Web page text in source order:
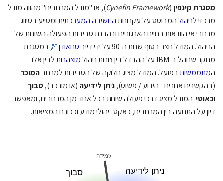
מסגרת קינפין(
Cynefin Framework), או "מודל המרחבים" מהווה מודל
מרכזי לניהולהמבוסס על עקרונותהחשיבה המערכתיתומסייע בסיווג
מרחבי אי הוודאות בחיים הארגוניים ובהבנת סביבות הפעולה השונות של
הניהול. המודל נוצר בסוף שנות ה-90 על ידי
דייב סנואודן
, במסגרת
מחקר שנוהל ב-IBM על ההבדל בין צורות ניהול
מוצהרותלבין אלו
המתממשותבפועל. המודל מציג חלוקה של הסביבות למרחבהמוכר
(בהקשרים אחרים - הידוע / פשוט),ניתן לידיעה (או מורכב),סבוך
וכאוטי. המודל מציג דרכי פעולה שונות בכל אחד מן המרחבים, ומאפשר
דיון על התנועה בין המרחבים, כאקט ניהולי מודע וככורח המציאות.
ניתן לידיעה סבוך
למידה